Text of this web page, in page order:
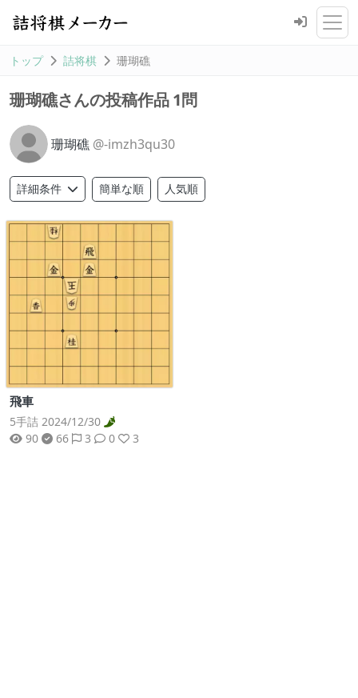
トップ 詰将棋 珊瑚礁
珊瑚礁さんの投稿作品 1問
珊瑚礁 @-imzh3qu30
詳細条件 簡単な順 人気順
飛車
5手詰 2024/12/30
90
66 3 0 3